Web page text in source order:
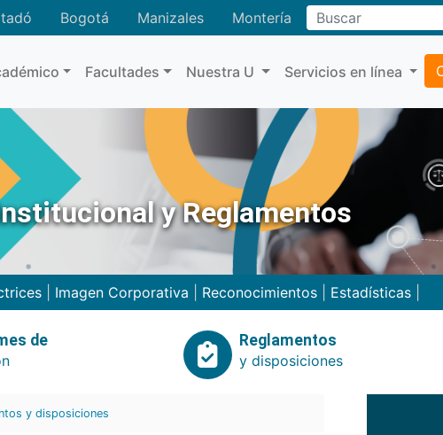
Bogotá Manizales MonteríaBuscar
Facultades Nuestra U Servicios en línea
y Reglamentos
Imagen Corporativa Reconocimientos Estadísticas
de
Reglamentos
y disposiciones
y disposiciones